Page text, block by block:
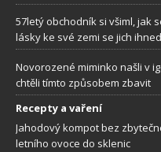
57letý obchodník si všiml, jak
lásky ke své zemi se jich
Novorozené miminko našli v
chtěli tímto způsobem zbavit
Recepty a vaření
Jahodový kompot bez
letního ovoce do sklenic